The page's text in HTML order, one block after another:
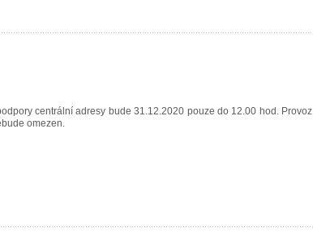
centrální adresy bude 31.12.2020 pouze do 12.00 hod. Provoz
omezen.